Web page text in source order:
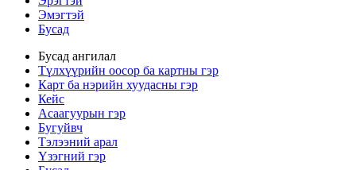
Эмэгтэй
Бусад
Бусад ангилал
Түлхүүрийн оосор ба картны гэр
Карт ба нэрийн хуудасны гэр
Кейс
Асаагуурын гэр
Бугуйвч
Тэлээний арал
Үзэгний гэр